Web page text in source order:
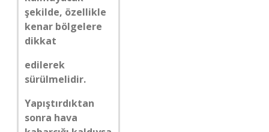
şekilde, özellikle
kenar bölgelere
dikkat
edilerek
sürülmelidir.
Yapıştırdıktan
sonra hava